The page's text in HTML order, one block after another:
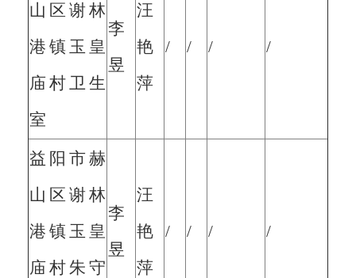
山区谢林
港镇玉皇
庙村卫生
室
李
昱
汪
艳
萍
/ / / /
益阳市赫
山区谢林
港镇玉皇
庙村朱守
李
昱
汪
艳
萍
/ / / /